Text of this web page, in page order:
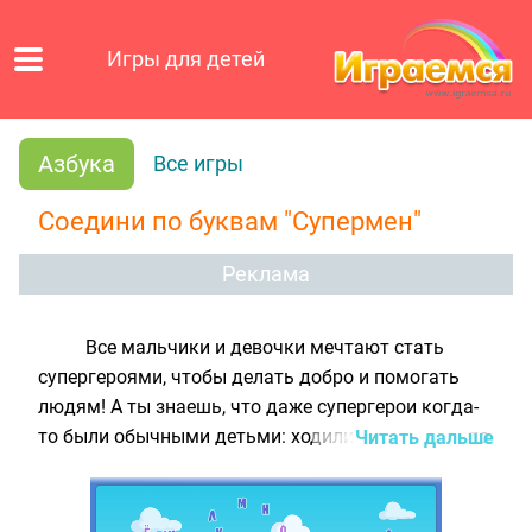
Игры для детей
Азбука Все игры
Соедини по буквам "Супермен"
Реклама
Все мальчики и девочки мечтают стать
супергероями, чтобы делать добро и помогать
людям! А ты знаешь, что даже супергерои когда-
то были обычными детьми: ходили в школу, часто
оценки? Но в один прекрасный момент им
захотелось сделать мир лучше, и добрый Чародей
Читать дальше